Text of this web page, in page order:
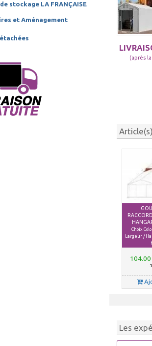
stockage LA FRANÇAISE
et Aménagement
(après
Choix
Largeur /
Les